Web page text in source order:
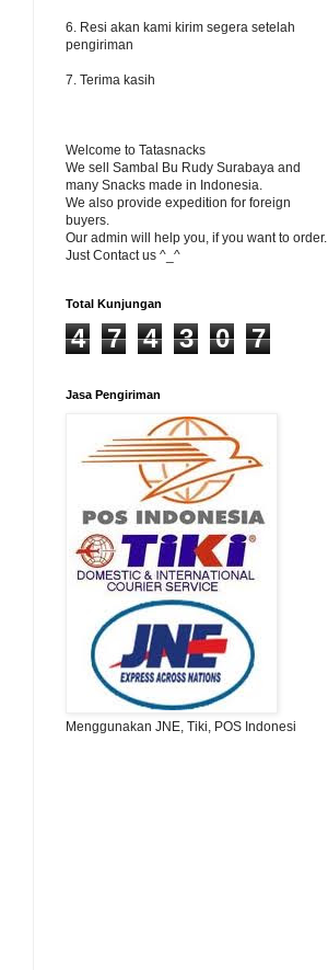
6. Resi akan kami kirim segera setelah
pengiriman
7. Terima kasih
Welcome to Tatasnacks
We sell Sambal Bu Rudy Surabaya and
many Snacks made in Indonesia.
We also provide expedition for foreign
buyers.
Our admin will help you, if you want to order.
Just Contact us ^_^
Total Kunjungan
4 7 4 3 0 7
Jasa Pengiriman
Menggunakan JNE, Tiki, POS Indonesi